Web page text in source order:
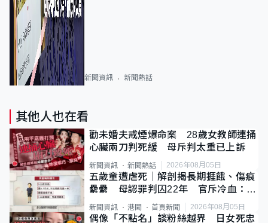
新聞資訊 新聞熱話
其他人也在看
勸未婚夫戒煙爆命案 28歲女教師連捅
心臟兩刀判死緩 母斥判太重已上訴
新聞資訊 新聞熱話 2026年08月05日
五歲童遭虐死｜解剖揭長期捱餓、傷痕
纍纍 母認罪判囚22年 官斥冷血：同
類案最惡劣
新聞資訊 港聞 首頁新聞 2026年08月05日
偶像「不點名」談粉絲越界 日女死忠